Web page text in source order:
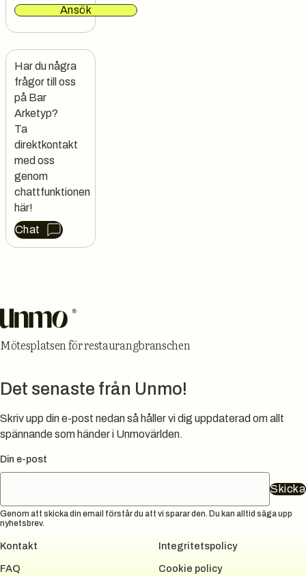
Ansök
Har du några
frågor till oss
på Bar
Arketyp?
Ta
direktkontakt
med oss
genom
chattfunktionen
här!
Chat
Mötesplatsen för restaurangbranschen
Det senaste från Unmo!
Skriv upp din e-post nedan så håller vi dig uppdaterad om allt
spännande som händer i Unmovärlden.
Din e-post
Skicka
Genom att skicka din email förstår du att vi sparar den. Du kan alltid säga upp
nyhetsbrev.
Kontakt
FAQ
Integritetspolicy
Cookie policy